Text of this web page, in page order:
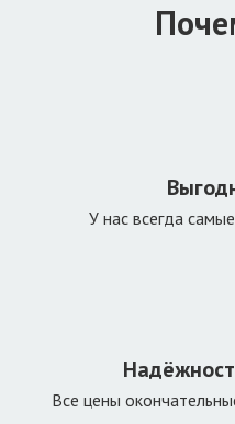
У нас всегда
Все цены